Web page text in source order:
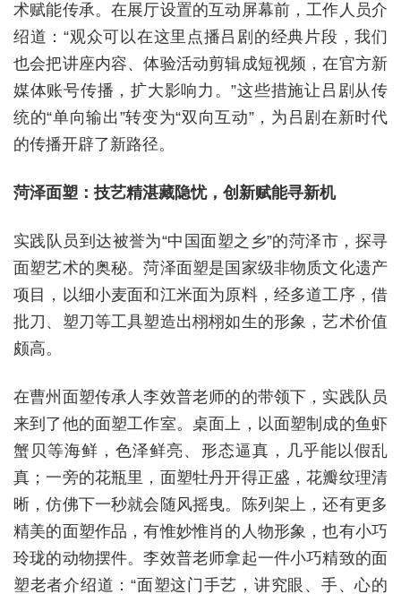
术赋能传承。在展厅设置的互动屏幕前，工作人员介
绍道：“观众可以在这里点播吕剧的经典片段，我们
也会把讲座内容、体验活动剪辑成短视频，在官方新
媒体账号传播，扩大影响力。”这些措施让吕剧从传
统的“单向输出”转变为“双向互动”，为吕剧在新时代
的传播开辟了新路径。
菏泽面塑：技艺精湛藏隐忧，创新赋能寻新机
实践队员到达被誉为“中国面塑之乡”的菏泽市，探寻
面塑艺术的奥秘。菏泽面塑是国家级非物质文化遗产
项目，以细小麦面和江米面为原料，经多道工序，借
批刀、塑刀等工具塑造出栩栩如生的形象，艺术价值
颇高。
在曹州面塑传承人李效普老师的的带领下，实践队员
来到了他的面塑工作室。桌面上，以面塑制成的鱼虾
蟹贝等海鲜，色泽鲜亮、形态逼真，几乎能以假乱
真；一旁的花瓶里，面塑牡丹开得正盛，花瓣纹理清
晰，仿佛下一秒就会随风摇曳。陈列架上，还有更多
精美的面塑作品，有惟妙惟肖的人物形象，也有小巧
玲珑的动物摆件。李效普老师拿起一件小巧精致的面
塑老者介绍道：“面塑这门手艺，讲究眼、手、心的